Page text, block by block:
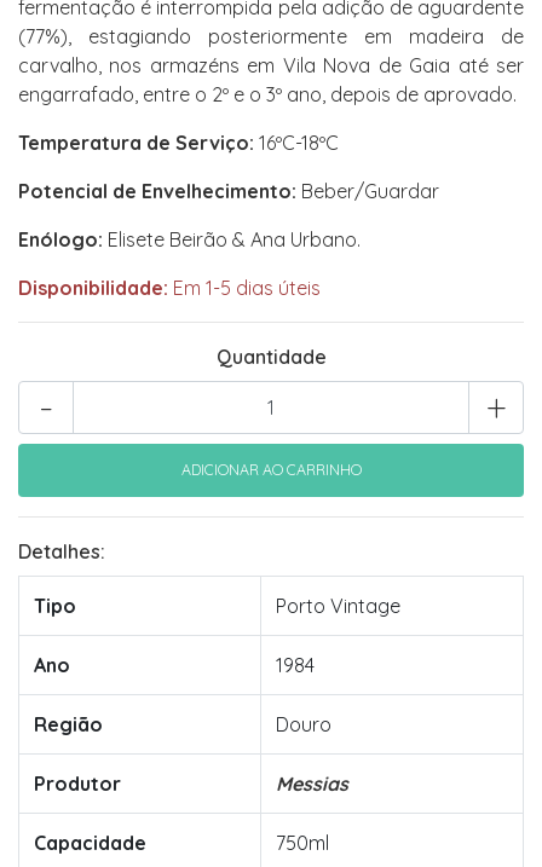
fermentação é interrompida pela adição de aguardente
(77%), estagiando posteriormente em madeira de
carvalho, nos armazéns em Vila Nova de Gaia até ser
engarrafado, entre o 2º e o 3º ano, depois de aprovado.
Temperatura de Serviço: 16ºC-18ºC
Potencial de Envelhecimento: Beber/Guardar
Enólogo: Elisete Beirão & Ana Urbano.
Disponibilidade: Em 1-5 dias úteis
Quantidade
+
-
Detalhes:
Tipo Porto Vintage
Ano 1984
Região Douro
Produtor Messias
Capacidade 750ml